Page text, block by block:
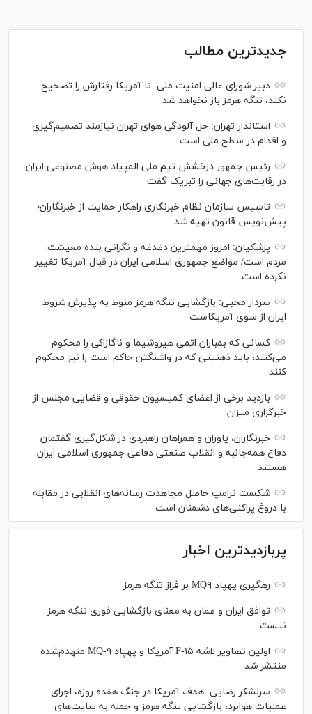
جدیدترین مطالب
دبیر شورای عالی امنیت ملی: تا آمریکا رفتارش را تصحیح
نکند، تنگه هرمز باز نخواهد شد
استاندار تهران: حل آلودگی هوای تهران نیازمند تصمیم‌گیری
و اقدام در سطح ملی است
رئیس جمهور درخشش تیم ملی المپیاد هوش مصنوعی ایران
در رقابت‌های جهانی را تبریک گفت
تاسیس سازمان نظام خبرنگاری راهکار حمایت از خبرنگاران؛
پیش‌نویس قانون تهیه شد
پزشکیان: امروز مهمترین دغدغه و نگرانی بنده معیشت
مردم است/ مواضع جمهوری اسلامی ایران در قبال آمریکا تغییر
نکرده است
سردار محبی: بازگشایی تنگه هرمز منوط به پذیرش شروط
ایران از سوی آمریکاست
کسانی که بمباران اتمی هیروشیما و ناگازاکی را محکوم
می‌کنند، باید ذهنیتی که در واشنگتن حاکم است را نیز محکوم
کنند
بازدید برخی از اعضای کمیسیون حقوقی و قضایی مجلس از
خبرگزاری میزان
خبرنگاران، یاوران و همراهان راهبردی در شکل‌گیری گفتمان
دفاع همه‌جانبه و انقلاب صنعتی دفاعی جمهوری اسلامی ایران
هستند
شکست ترامپ حاصل مجاهدت رسانه‌های انقلابی در مقابله
با دروغ پراکنی‌های دشمنان است
پربازدیدترین اخبار
رهگیری پهپاد MQ۹ بر فراز تنگه هرمز
توافق ایران و عمان به معنای بازگشایی فوری تنگه هرمز
نیست
اولین تصاویر لاشه F-۱۵ آمریکا و پهپاد MQ-۹ منهدم‌شده
منتشر شد
سرلشکر رضایی: هدف آمریکا در جنگ هفده روزه، اجرای
عملیات هوابرد، بازگشایی تنگه هرمز و حمله به سایت‌های